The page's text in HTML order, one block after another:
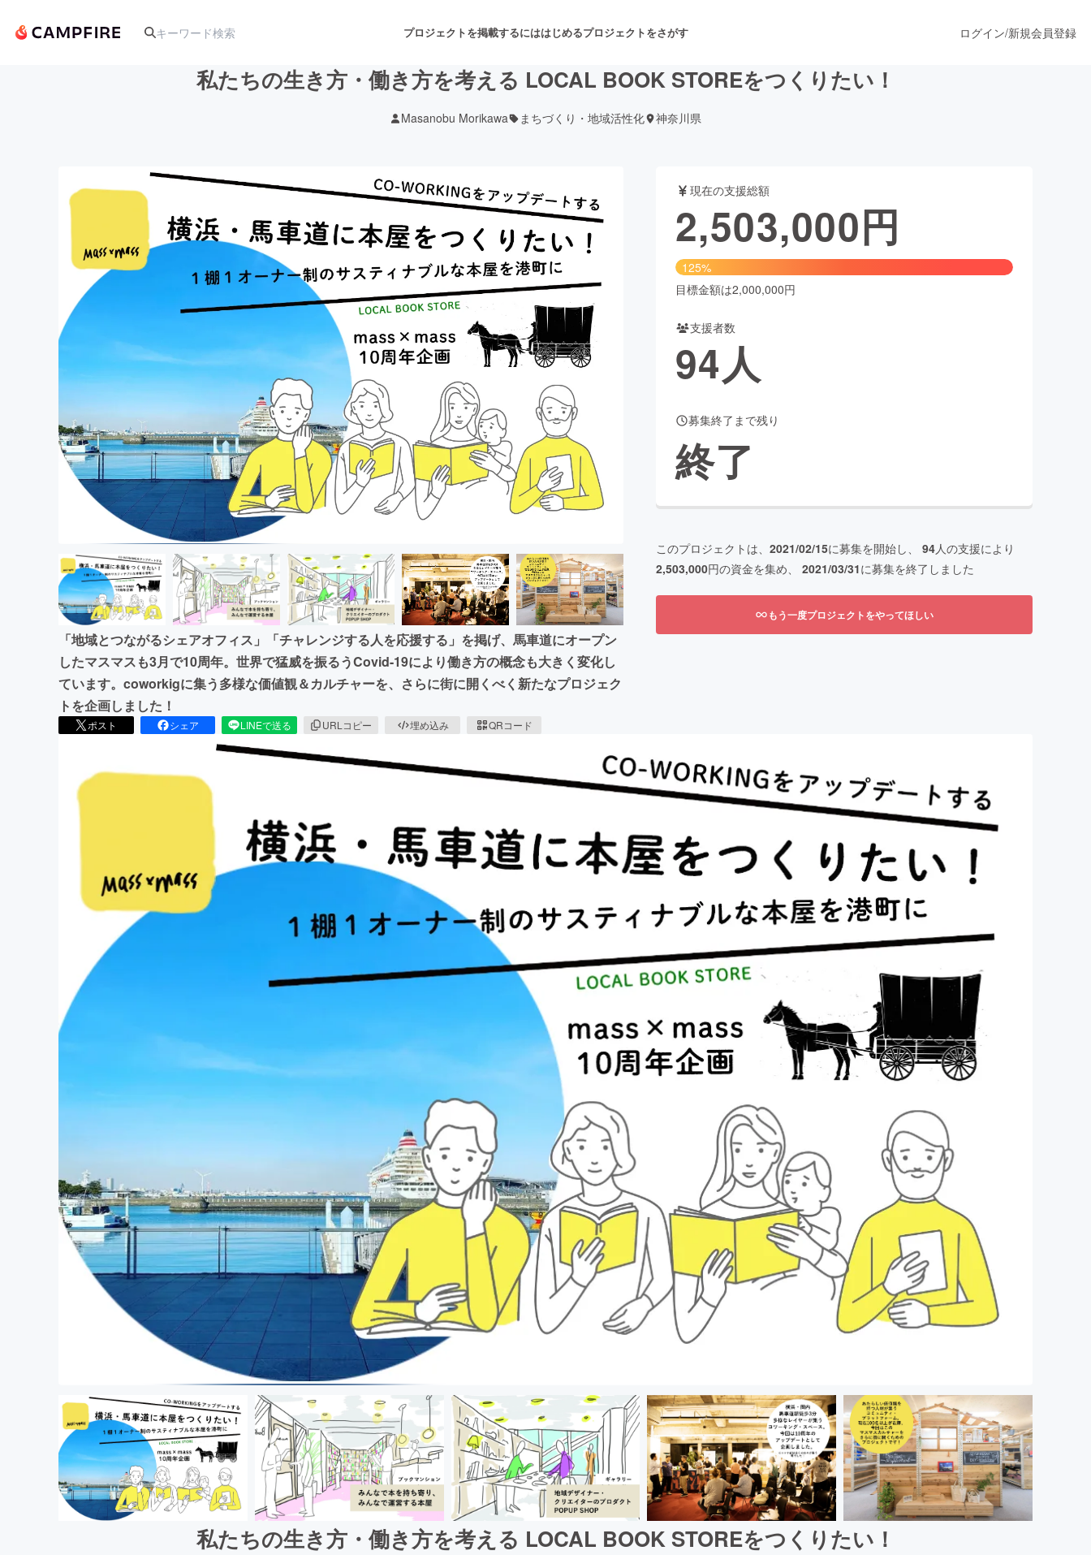
プロジェクトを掲載するにははじめるプロジェクトをさがす
音楽 舞台・パフォーマンス
テクノロジー・ガジェット ゲーム・サービス開発 フード・飲食店 ファッション
映像・映画 書籍・雑誌出版 アニメ・漫画
チャレンジ ビューティー・ヘルスケア
まちづくり・地域活性化
CAMPFIRE for Social Good CAMPFIRE Creation
CAMPFIREふるさと納税machi-ya
ログイン/新規会員登録
私たちの生き方・働き方を考える LOCAL BOOK STOREをつくりたい！
Masanobu Morikawa まちづくり・地域活性化 神奈川県
「地域とつながるシェアオフィス」「チャレンジする人を応援する」を掲げ、馬車道にオープン
したマスマスも3月で10周年。世界で猛威を振るうCovid-19により働き方の概念も大きく変化し
ています。coworkigに集う多様な価値観＆カルチャーを、さらに街に開くべく新たなプロジェク
トを企画しました！
ポスト シェア LINEで送る URLコピー 埋め込み QRコード
現在の支援総額
2,503,000円
125%
目標金額は2,000,000円
支援者数
94人
募集終了まで残り
終了
このプロジェクトは、 2021/02/15に募集を開始し、 94人の支援により
2,503,000円の資金を集め、 2021/03/31に募集を終了しました
もう一度プロジェクトをやってほしい
私たちの生き方・働き方を考える LOCAL BOOK STOREをつくりたい！